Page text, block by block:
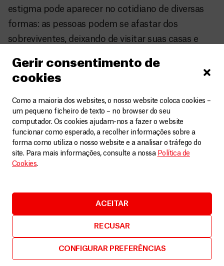
Gerir consentimento de
cookies
Como a maioria dos websites, o nosso website coloca cookies –
um pequeno ficheiro de texto – no browser do seu
computador. Os cookies ajudam-nos a fazer o website
funcionar como esperado, a recolher informações sobre a
forma como utiliza o nosso website e a analisar o tráfego do
site. Para mais informações, consulte a nossa Política de
Cookies.
ACEITAR
RECUSAR
CONFIGURAR PREFERÊNCIAS
estigma pode aparecer no cotidiano de diversas
formas: as pessoas podem se afastar dos
sobreviventes, deixando de visitar suas casas e
apontando dedos e comentando que eles ainda
estão com Ebola porque apresentam sintomas da
doença. Além disso, não compram os produtos
que os sobreviventes tentam produzir e vender
para se sustentar. Muitos tiveram que se mudar
porque os donos das casas em que moravam não
os aceitavam mais. O estigma e as difíceis
contribuem para o intenso sofrimento psíquico
desses sobreviventes, que já não conseguem mais
manter a esperança de retomarem suas vidas.
O conjunto de fatores que impactam a saúde